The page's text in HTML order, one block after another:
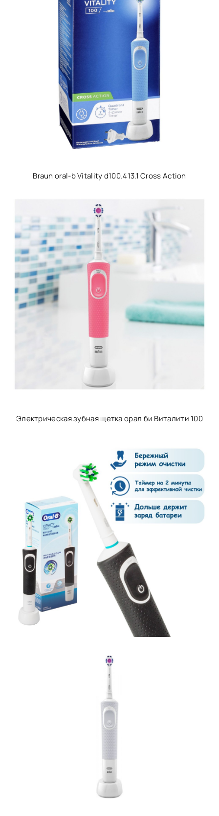
Braun oral-b Vitality d100.413.1 Cross Action
Электрическая зубная щетка орал би Виталити 100